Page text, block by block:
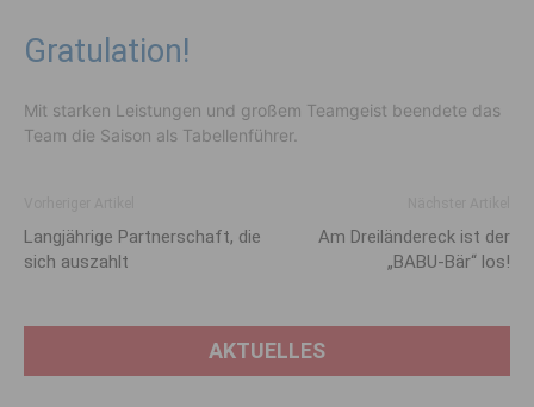
Gratulation!
Mit starken Leistungen und großem Teamgeist beendete das
Team die Saison als Tabellenführer.
Langjährige Partnerschaft, die
sich auszahlt
Am Dreiländereck ist der
„BABU-Bär“ los!
AKTUELLES